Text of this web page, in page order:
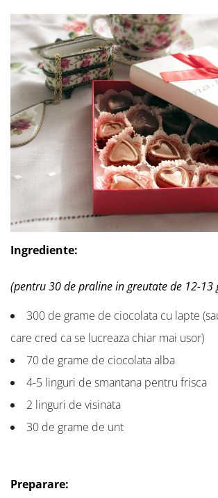
Ingrediente:
(pentru 30 de praline in greutate de 12-13
300 de grame de ciocolata cu lapte
care cred ca se lucreaza chiar mai usor)
70 de grame de ciocolata alba
4-5 linguri de smantana pentru frisca
2 linguri de visinata
30 de grame de unt
Preparare: